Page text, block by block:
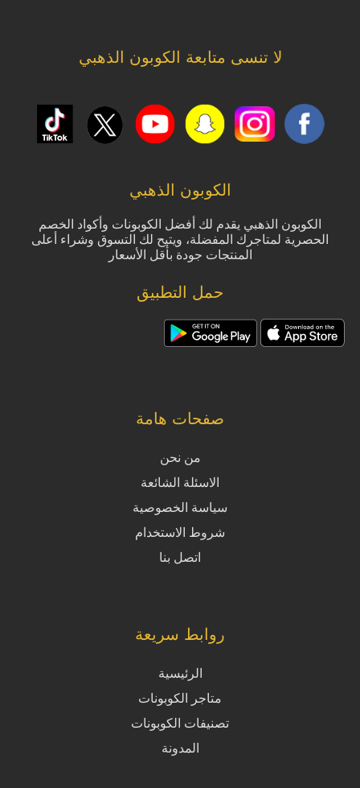
لا تنسى متابعة الكوبون الذهبي
الكوبون الذهبي
الكوبون الذهبي يقدم لك أفضل الكوبونات وأكواد الخصم
الحصرية لمتاجرك المفضلة، ويتيح لك التسوق وشراء أعلى
المنتجات جودة بأقل الأسعار
حمل التطبيق
صفحات هامة
من نحن
الاسئلة الشائعة
سياسة الخصوصية
شروط الاستخدام
اتصل بنا
روابط سريعة
الرئيسية
متاجر الكوبونات
تصنيفات الكوبونات
المدونة